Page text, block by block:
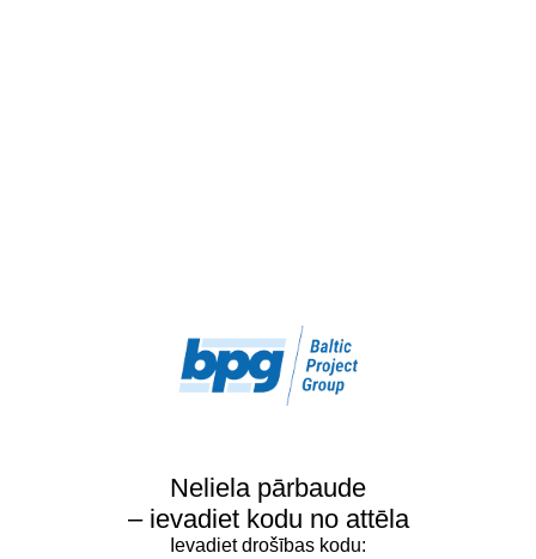
Neliela pārbaude
– ievadiet kodu no attēla
Ievadiet drošības kodu: